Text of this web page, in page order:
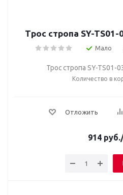
Трос стропа SY-
Мало
Трос стропа SY-TS01-
Количество в
Отложить
914 руб.